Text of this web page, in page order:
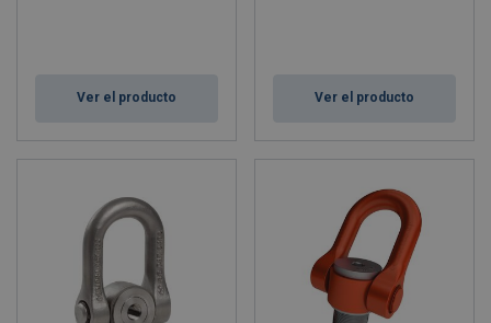
Ver el producto Ver el producto